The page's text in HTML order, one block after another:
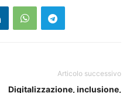
Articolo successivo
Digitalizzazione, inclusione,